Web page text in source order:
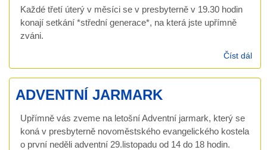
Každé třetí úterý v měsíci se v presbyterně v 19.30 hodin
konají setkání *střední generace*, na která jste upřímně
zváni.
Číst dál
ADVENTNÍ JARMARK
Upřímně vás zveme na letošní Adventní jarmark, který se
koná v presbyterně novoměstského evangelického kostela
o první neděli adventní 29.listopadu od 14 do 18 hodin.